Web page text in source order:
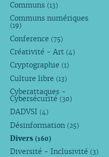
Communs (13)
Communs numériques
(19)
Conference (75)
Créativité - Art (4)
Cryptographie (1)
Culture libre (13)
Cyberattaques -
Cybersécurité (30)
DADVSI (4)
Désinformation (25)
Divers (160)
Diversité - Inclusivité (3)